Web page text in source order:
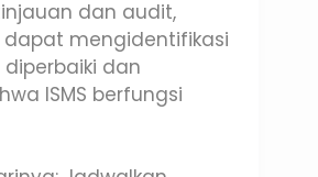
dan audit,
mengidentifikasi
dan
ISMS berfungsi